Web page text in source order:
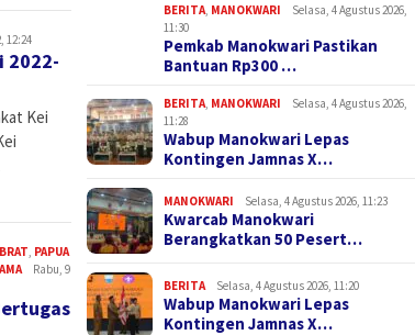
12:24
2022-
Kei
, PAPUA
Admin
Rabu, 9
BERITA MANOKWARI
Selasa, 4 Agustus 2026,
11:30
Pemkab Manokwari Pastikan
Bantuan Rp300 …
BERITA MANOKWARI
Selasa, 4 Agustus 2026,
11:28
Wabup Manokwari Lepas
Kontingen Jamnas X…
MANOKWARI Selasa, 4 Agustus 2026, 11:23
Kwarcab Manokwari
Berangkatkan 50 Pesert…
BERITA Selasa, 4 Agustus 2026, 11:20
Wabup Manokwari Lepas
Kontingen Jamnas X…